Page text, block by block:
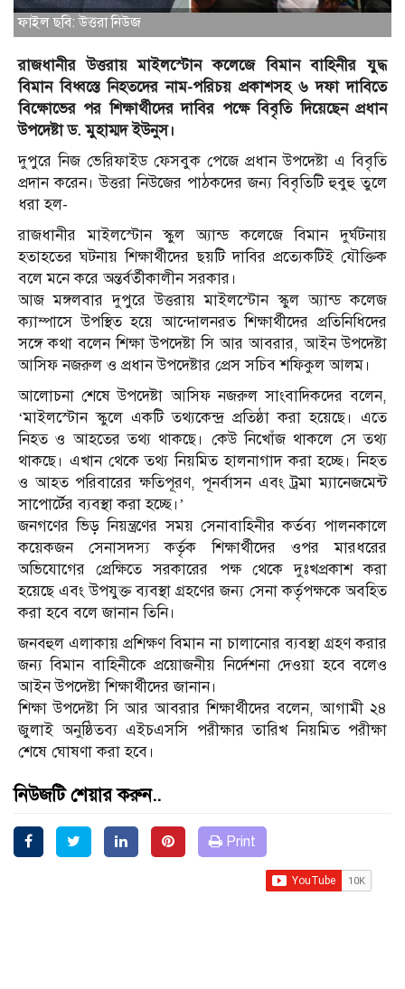
ফাইল ছবি: উত্তরা নিউজ
রাজধানীর উত্তরায় মাইলস্টোন কলেজে বিমান বাহিনীর যুদ্ধ
বিমান বিধ্বস্তে নিহতদের নাম-পরিচয় প্রকাশসহ ৬ দফা দাবিতে
বিক্ষোভের পর শিক্ষার্থীদের দাবির পক্ষে বিবৃতি দিয়েছেন প্রধান
উপদেষ্টা ড. মুহাম্মদ ইউনুস।
দুপুরে নিজ ভেরিফাইড ফেসবুক পেজে প্রধান উপদেষ্টা এ বিবৃতি
প্রদান করেন। উত্তরা নিউজের পাঠকদের জন্য বিবৃতিটি হুবুহু তুলে
ধরা হল-
রাজধানীর মাইলস্টোন স্কুল অ্যান্ড কলেজে বিমান দুর্ঘটনায়
হতাহতের ঘটনায় শিক্ষার্থীদের ছয়টি দাবির প্রত্যেকটিই যৌক্তিক
বলে মনে করে অন্তর্বর্তীকালীন সরকার।
আজ মঙ্গলবার দুপুরে উত্তরায় মাইলস্টোন স্কুল অ্যান্ড কলেজ
ক্যাম্পাসে উপস্থিত হয়ে আন্দোলনরত শিক্ষার্থীদের প্রতিনিধিদের
সঙ্গে কথা বলেন শিক্ষা উপদেষ্টা সি আর আবরার, আইন উপদেষ্টা
আসিফ নজরুল ও প্রধান উপদেষ্টার প্রেস সচিব শফিকুল আলম।
আলোচনা শেষে উপদেষ্টা আসিফ নজরুল সাংবাদিকদের বলেন,
‘মাইলস্টোন স্কুলে একটি তথ্যকেন্দ্র প্রতিষ্ঠা করা হয়েছে। এতে
নিহত ও আহতের তথ্য থাকছে। কেউ নিখোঁজ থাকলে সে তথ্য
থাকছে। এখান থেকে তথ্য নিয়মিত হালনাগাদ করা হচ্ছে। নিহত
ও আহত পরিবারের ক্ষতিপূরণ, পূনর্বাসন এবং ট্রমা ম্যানেজমেন্ট
সাপোর্টের ব্যবস্থা করা হচ্ছে।’
জনগণের ভিড় নিয়ন্ত্রণের সময় সেনাবাহিনীর কর্তব্য পালনকালে
কয়েকজন সেনাসদস্য কর্তৃক শিক্ষার্থীদের ওপর মারধরের
অভিযোগের প্রেক্ষিতে সরকারের পক্ষ থেকে দুঃখপ্রকাশ করা
হয়েছে এবং উপযুক্ত ব্যবস্থা গ্রহণের জন্য সেনা কর্তৃপক্ষকে অবহিত
করা হবে বলে জানান তিনি।
জনবহুল এলাকায় প্রশিক্ষণ বিমান না চালানোর ব্যবস্থা গ্রহণ করার
জন্য বিমান বাহিনীকে প্রয়োজনীয় নির্দেশনা দেওয়া হবে বলেও
আইন উপদেষ্টা শিক্ষার্থীদের জানান।
শিক্ষা উপদেষ্টা সি আর আবরার শিক্ষার্থীদের বলেন, আগামী ২৪
জুলাই অনুষ্ঠিতব্য এইচএসসি পরীক্ষার তারিখ নিয়মিত পরীক্ষা
শেষে ঘোষণা করা হবে।
নিউজটি শেয়ার করুন..
Print